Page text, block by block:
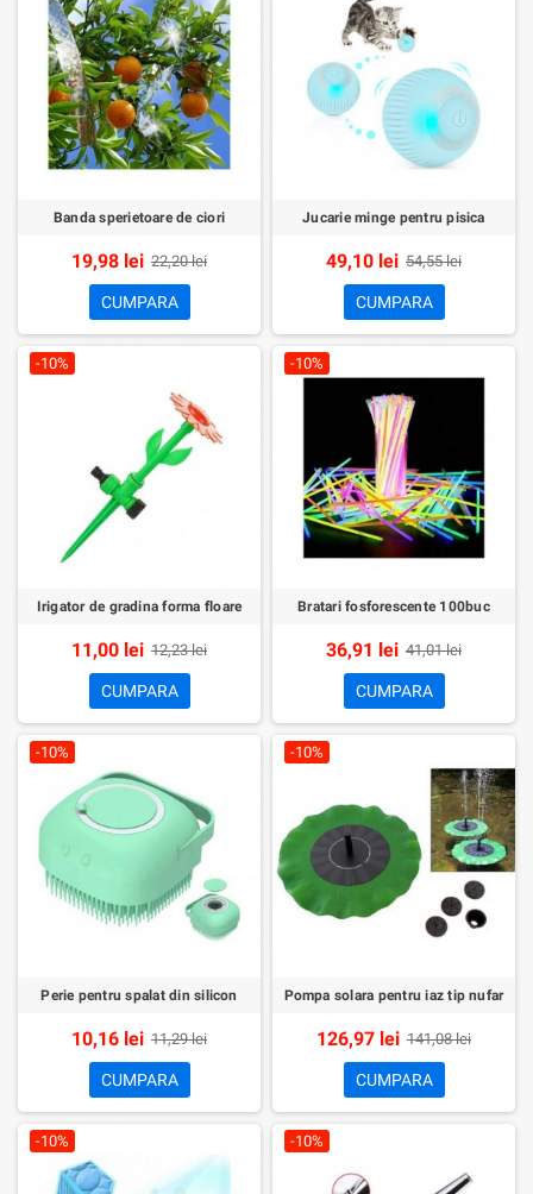
Banda sperietoare de ciori
19,98 lei 22,20 lei
CUMPARA
Jucarie minge pentru pisica
49,10 lei 54,55 lei
CUMPARA
-10%
Irigator de gradina forma floare
11,00 lei 12,23 lei
CUMPARA
-10%
Bratari fosforescente 100buc
36,91 lei 41,01 lei
CUMPARA
-10%
Perie pentru spalat din silicon
10,16 lei 11,29 lei
CUMPARA
-10%
Pompa solara pentru iaz tip nufar
126,97 lei 141,08 lei
CUMPARA
-10% -10%